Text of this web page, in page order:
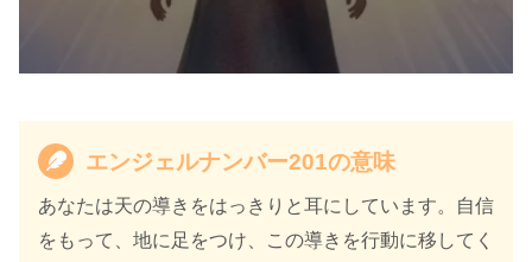
エンジェルナンバー201の意味
あなたは天の導きをはっきりと耳にしています。自信
をもって、地に足をつけ、この導きを行動に移してく